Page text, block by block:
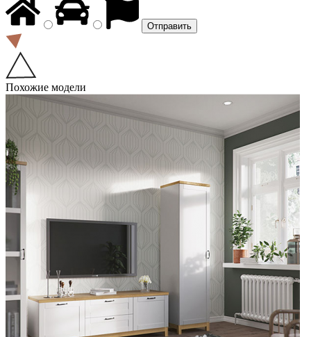
Похожие модели